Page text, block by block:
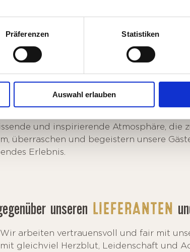
Präferenzen Statistiken
Auswahl erlauben
Wir setzen unsere eigenen Ressourcen
abgestimmt auf die eigenen Fähigkeiten ein.
und inspirierende Atmosphäre, die
überraschen und begeistern unsere
Erlebnis.
unseren LIEFERANTEN
Wir arbeiten vertrauensvoll und fair mit
mit gleichviel Herzblut, Leidenschaft und